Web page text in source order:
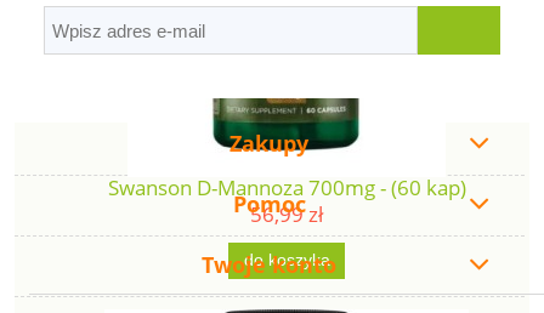
Swanson D-Mannoza 700mg - (60 kap)
56,99 zł
do koszyka
Zakupy
Pomoc
Twoje konto